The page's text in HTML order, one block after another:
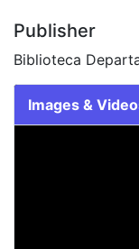
Publisher
Biblioteca
Images &